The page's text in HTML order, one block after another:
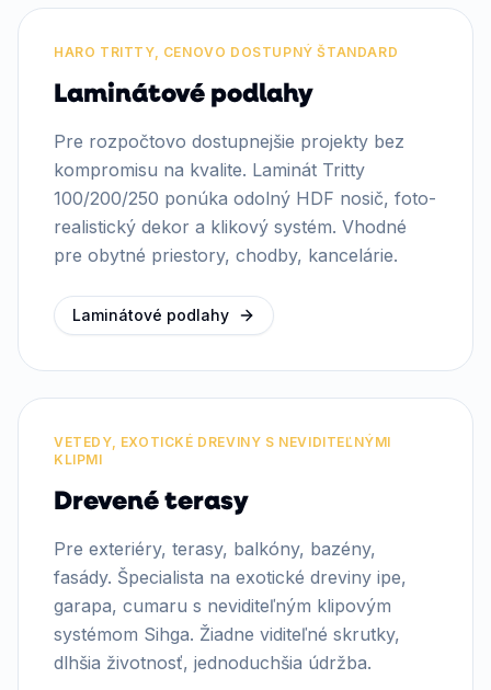
HARO TRITTY, CENOVO DOSTUPNÝ ŠTANDARD
Laminátové podlahy
Pre rozpočtovo dostupnejšie projekty bez
kompromisu na kvalite. Laminát Tritty
100/200/250 ponúka odolný HDF nosič, foto-
realistický dekor a klikový systém. Vhodné
pre obytné priestory, chodby, kancelárie.
Laminátové podlahy
VETEDY, EXOTICKÉ DREVINY S NEVIDITEĽNÝMI
KLIPMI
Drevené terasy
Pre exteriéry, terasy, balkóny, bazény,
fasády. Špecialista na exotické dreviny ipe,
garapa, cumaru s neviditeľným klipovým
systémom Sihga. Žiadne viditeľné skrutky,
dlhšia životnosť, jednoduchšia údržba.